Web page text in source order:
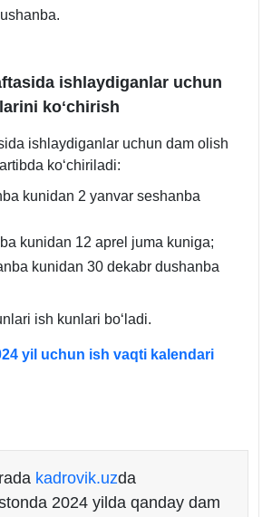
ishlaydiganlar uchun
koʻchirish
ishlaydiganlar uchun dam olish
koʻchiriladi:
kunidan 2 yanvar seshanba
kunidan 12 aprel juma kuniga;
kunidan 30 dekabr dushanba
ish kunlari boʻladi.
yil uchun ish vaqti kalendari
kadrovik.uzda
2024 yilda qanday dam